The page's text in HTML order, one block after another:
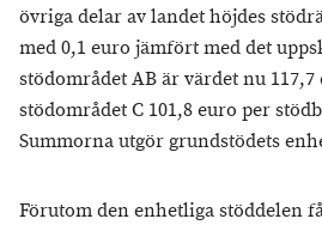
övriga delar av landet höjdes
med 0,1 euro jämfört med det
stödområdet AB är värdet nu
stödområdet C 101,8 euro per
Summorna utgör grundstödets
Förutom den enhetliga stöddelen